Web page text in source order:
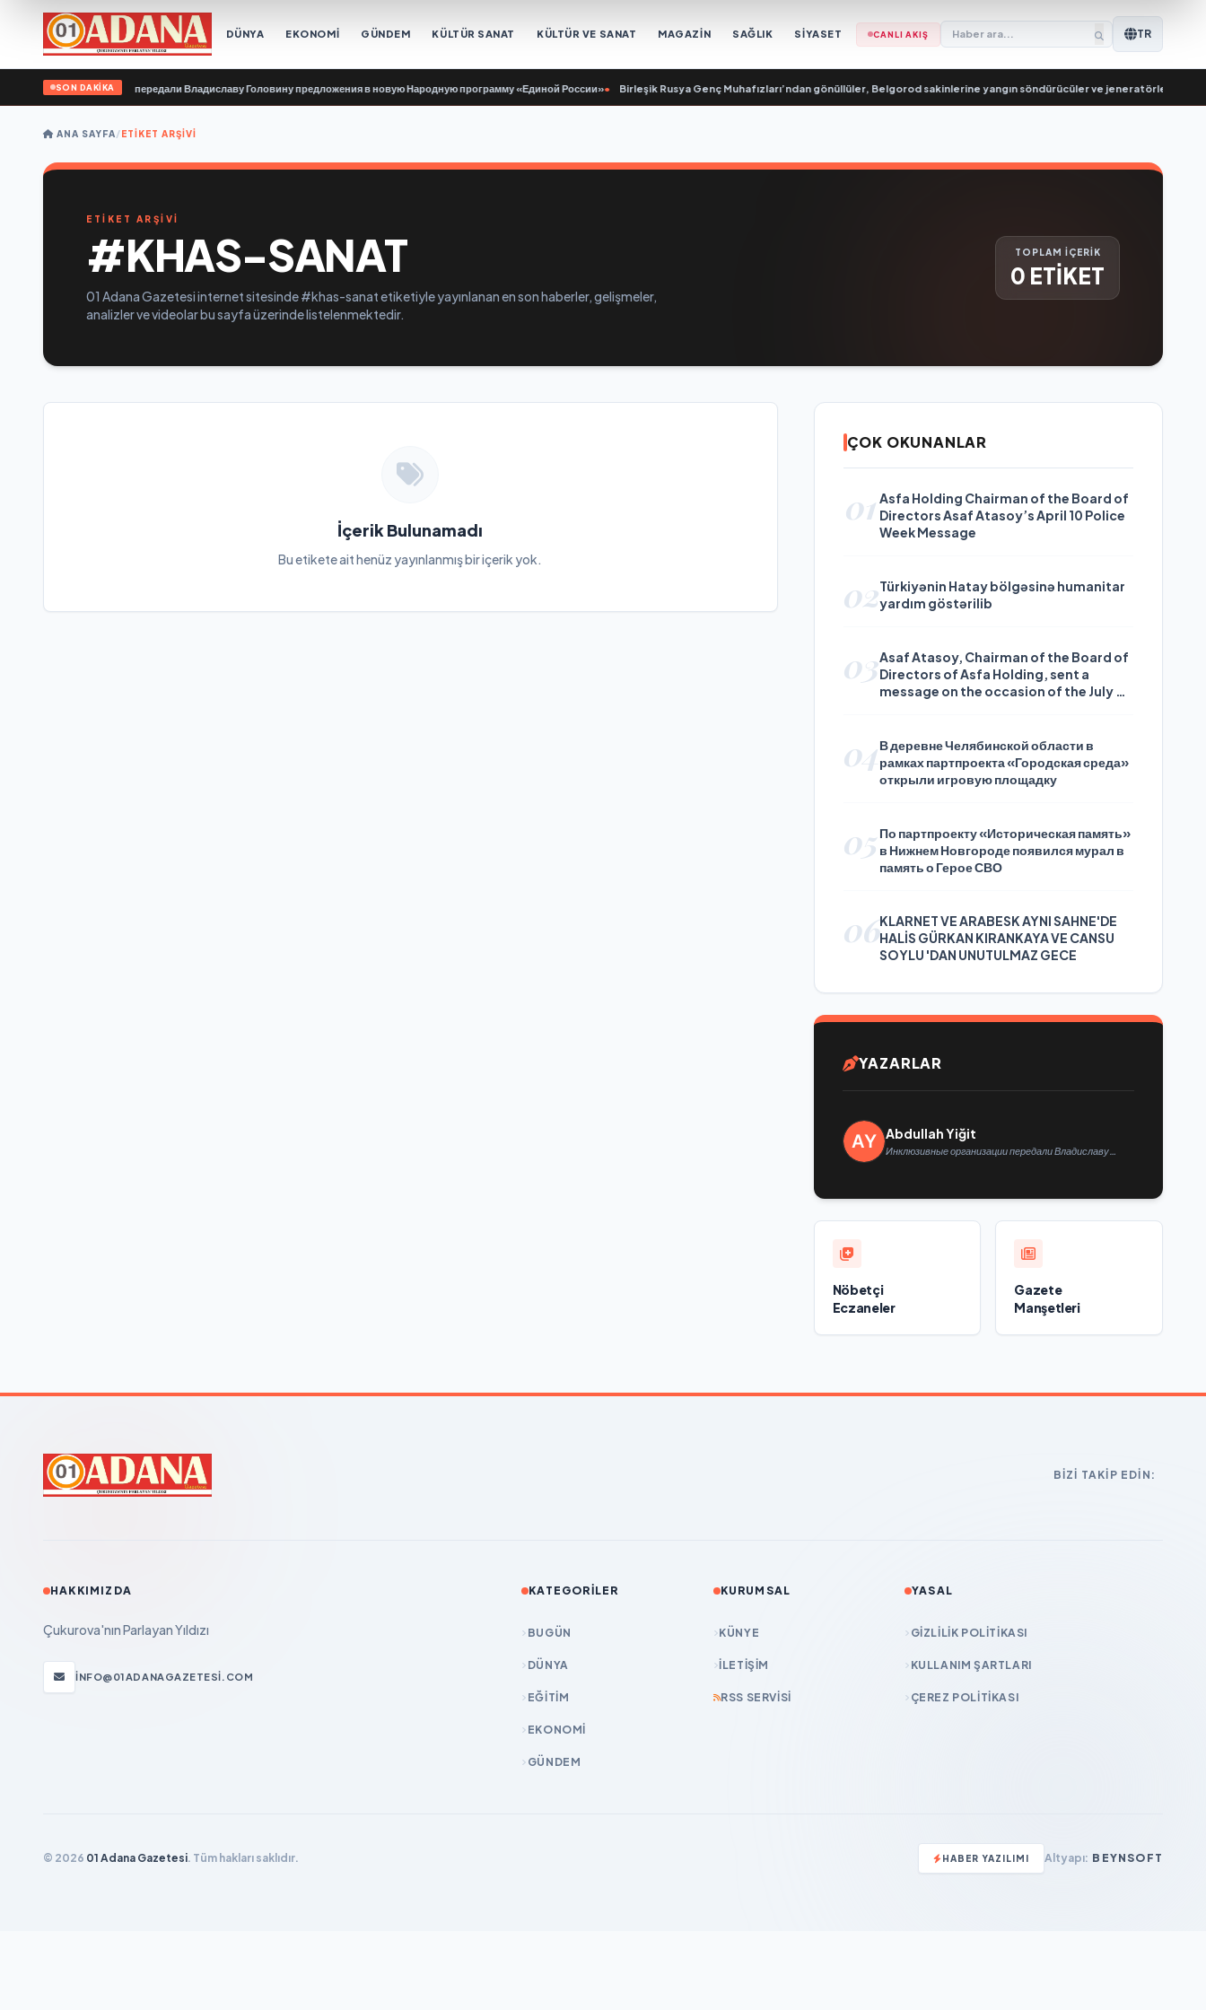
DÜNYA EKONOMİ GÜNDEM KÜLTÜR SANAT KÜLTÜR VE SANAT MAGAZİN SAĞLIK SİYASET CANLI AKIŞ TR
SON DAKİKA
организации передали Владиславу Головину предложения в новую Народную программу «Единой России»• Birleşik Rusya Genç Muhafızları’ndan gönüllüler, Belgorod sakinlerine yangın söndürücüler ve jeneratörler
ANA SAYFA/ETIKET ARŞIVI
ETİKET ARŞİVİ
#KHAS-SANAT
01 Adana Gazetesi internet sitesinde #khas-sanat etiketiyle yayınlanan en son haberler, gelişmeler,
analizler ve videolar bu sayfa üzerinde listelenmektedir.
TOPLAM İÇERİK
0 ETİKET
İçerik Bulunamadı
Bu etikete ait henüz yayınlanmış bir içerik yok.
ÇOK OKUNANLAR
01 Asfa Holding Chairman of the Board of
Directors Asaf Atasoy’s April 10 Police
Week Message
02Türkiyənin Hatay bölgəsinə humanitar
yardım göstərilib
03Asaf Atasoy, Chairman of the Board of
Directors of Asfa Holding, sent a
message on the occasion of the July 24
04В деревне Челябинской области в
рамках партпроекта «Городская среда»
открыли игровую площадку
05 По партпроекту «Историческая память»
в Нижнем Новгороде появился мурал в
память о Герое СВО
06KLARNET VE ARABESK AYNI SAHNE'DE
HALİS GÜRKAN KIRANKAYA VE CANSU
SOYLU 'DAN UNUTULMAZ GECE
YAZARLAR
Abdullah Yiğit
Инклюзивные организации передали Владиславу
Nöbetçi
Eczaneler
Gazete
Manşetleri
BIZI TAKIP EDIN:
HAKKIMIZDA
Çukurova'nın Parlayan Yıldızı
INFO@01ADANAGAZETESI.COM
KATEGORILER
BUGÜN
DÜNYA
EĞİTİM
EKONOMİ
GÜNDEM
KURUMSAL
KÜNYE
İLETIŞIM
RSS SERVISI
YASAL
GIZLILIK POLITIKASI
KULLANIM ŞARTLARI
ÇEREZ POLITIKASI
© 2026 01 Adana Gazetesi. Tüm hakları saklıdır. HABER YAZILIMI Altyapı: BEYNSOFT